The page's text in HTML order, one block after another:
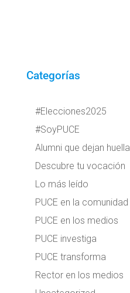
Categorías
#Elecciones2025
#SoyPUCE
Alumni que dejan huella
Descubre tu vocación
Lo más leído
PUCE en la comunidad
PUCE en los medios
PUCE investiga
PUCE transforma
Rector en los medios